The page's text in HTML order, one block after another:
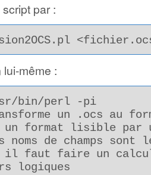
par :
même :
bin/perl -pi
un .ocs au
un format lisible par
noms de champs sont
faut faire un calcul
logiques